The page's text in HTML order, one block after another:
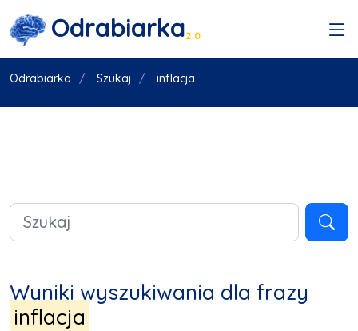
Odrabiarka2.0
Odrabiarka Szukaj inflacja
Wyniki wyszukiwania dla frazy
inflacja